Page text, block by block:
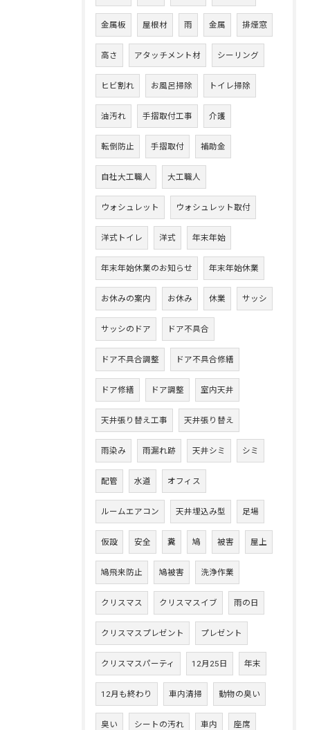
金属板 屋根材 雨 金属 排煙窓
高さ アタッチメント材 シーリング
ヒビ割れ お風呂掃除 トイレ掃除
油汚れ 手摺取付工事 介護
転倒防止 手摺取付 補助金
自社大工職人 大工職人
ウォシュレット ウォシュレット取付
洋式トイレ 洋式 年末年始
年末年始休業のお知らせ 年末年始休業
お休みの案内 お休み 休業 サッシ
サッシのドア ドア不具合
ドア不具合調整 ドア不具合修繕
ドア修繕 ドア調整 室内天井
天井張り替え工事 天井張り替え
雨染み 雨漏れ跡 天井シミ シミ
配管 水道 オフィス
ルームエアコン 天井埋込み型 足場
仮設 安全 糞 鳩 被害 屋上
鳩飛来防止 鳩被害 洗浄作業
クリスマス クリスマスイブ 雨の日
クリスマスプレゼント プレゼント
クリスマスパーティ 12月25日 年末
12月も終わり 車内清掃 動物の臭い
臭い シートの汚れ 車内 座席